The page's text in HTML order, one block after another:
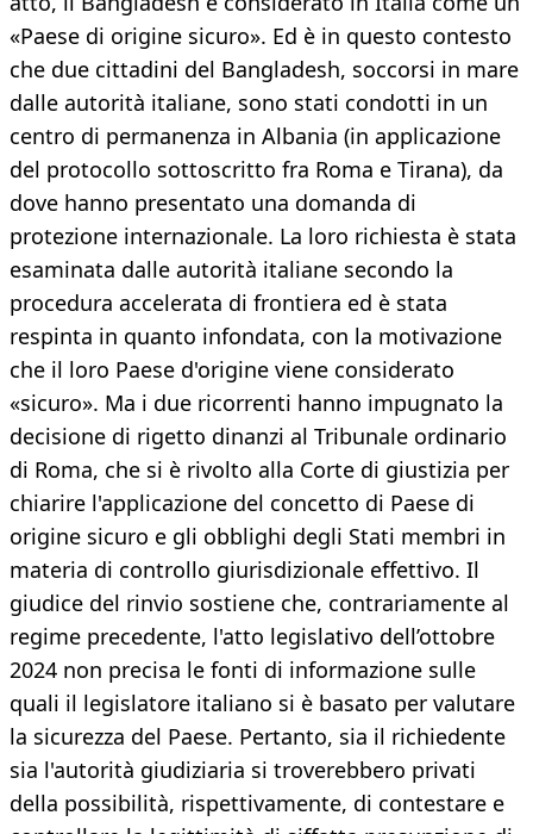
«Paese di origine sicuro». Ed è in questo contesto
che due cittadini del Bangladesh, soccorsi in mare
dalle autorità italiane, sono stati condotti in un
centro di permanenza in Albania (in applicazione
del protocollo sottoscritto fra Roma e Tirana), da
dove hanno presentato una domanda di
protezione internazionale. La loro richiesta è stata
esaminata dalle autorità italiane secondo la
procedura accelerata di frontiera ed è stata
respinta in quanto infondata, con la motivazione
che il loro Paese d'origine viene considerato
«sicuro». Ma i due ricorrenti hanno impugnato la
decisione di rigetto dinanzi al Tribunale ordinario
di Roma, che si è rivolto alla Corte di giustizia per
chiarire l'applicazione del concetto di Paese di
origine sicuro e gli obblighi degli Stati membri in
materia di controllo giurisdizionale effettivo. Il
giudice del rinvio sostiene che, contrariamente al
regime precedente, l'atto legislativo dell’ottobre
2024 non precisa le fonti di informazione sulle
quali il legislatore italiano si è basato per valutare
la sicurezza del Paese. Pertanto, sia il richiedente
sia l'autorità giudiziaria si troverebbero privati
della possibilità, rispettivamente, di contestare e